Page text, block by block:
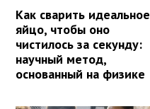
Как сварить идеальное
яйцо, чтобы оно
чистилось за секунду:
научный метод,
основанный на физике